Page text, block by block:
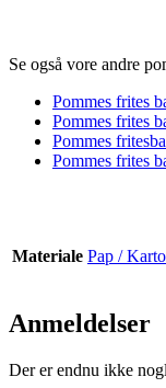
Se også vore andre
Pommes frites
Pommes frites
Pommes
Pommes frites
Materiale Pap /
Anmeldelser
Der er endnu ikke